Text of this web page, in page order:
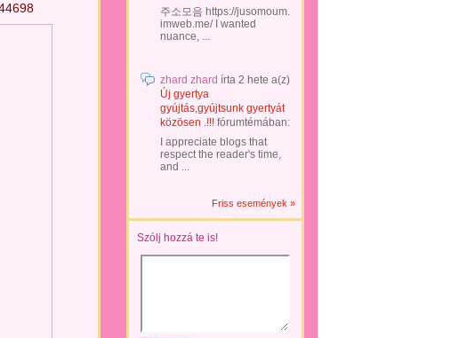
주소모음 https://jusomoum.
imweb.me/ I wanted
nuance, ...
zhard zhard írta 2 hete a(z)
Új gyertya
gyújtás,gyújtsunk gyertyát
közösen .!!! fórumtémában:
I appreciate blogs that
respect the reader's time,
and ...
Friss események »
Szólj hozzá te is!